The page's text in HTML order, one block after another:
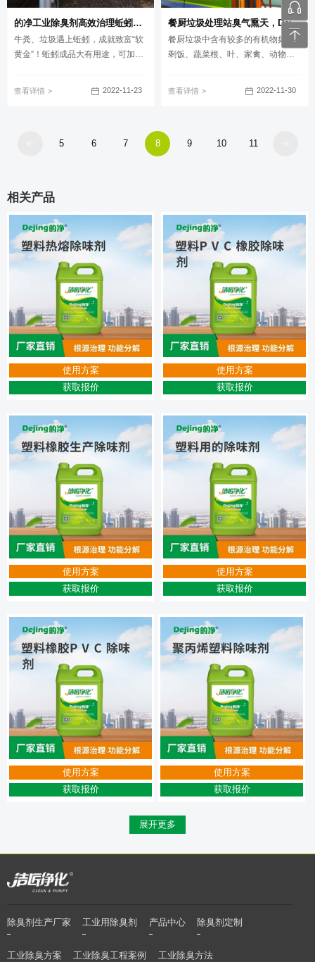
的净工业除臭剂高效治理蚯蚓养殖恶臭异味大、牛粪味浓
牛粪、垃圾遇上蚯蚓，成就致富“软
黄金”！蚯蚓成品大有用途，可加工
查看详情 2022-11-23
餐厨垃圾处理站臭气熏天，Dejing的净®除臭剂快速除臭
餐厨垃圾中含有较多的有机物如：
剩饭、蔬菜根、叶、家禽、动物及
甲胺、甲基硫等。
查看详情 2022-11-30
5 6 7 8 9 10 11
相关产品
使用方案
获取报价
使用方案
获取报价
使用方案
获取报价
使用方案
获取报价
使用方案
获取报价
使用方案
获取报价
展开更多
除臭剂生产厂家 工业用除臭剂 产品中心 除臭剂定制
工业除臭方案 工业除臭工程案例 工业除臭方法
张